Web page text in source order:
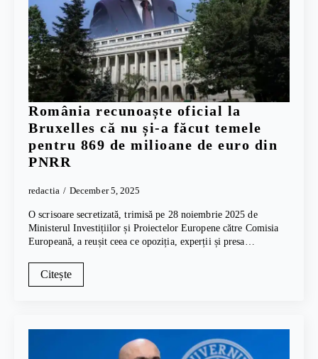
România recunoaște oficial la
Bruxelles că nu și-a făcut temele
pentru 869 de milioane de euro din
PNRR
redactia December 5, 2025
O scrisoare secretizată, trimisă pe 28 noiembrie 2025 de
Ministerul Investițiilor și Proiectelor Europene către Comisia
Europeană, a reușit ceea ce opoziția, experții și presa…
Citește